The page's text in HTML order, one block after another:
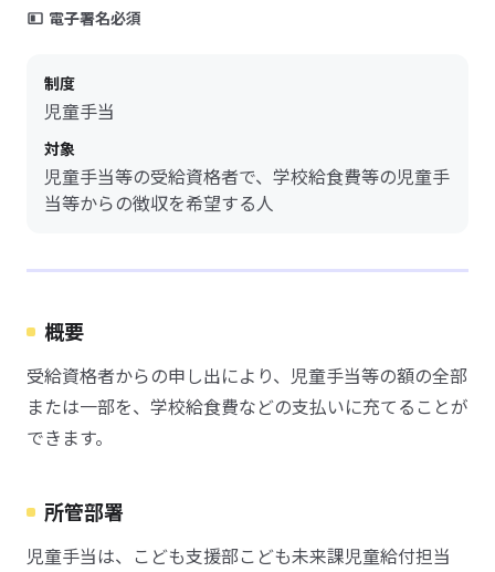
電子署名必須
制度
児童手当
対象
児童手当等の受給資格者で、学校給食費等の児童手
当等からの徴収を希望する人
概要
受給資格者からの申し出により、児童手当等の額の全部
または一部を、学校給食費などの支払いに充てることが
できます。
所管部署
児童手当は、こども支援部こども未来課児童給付担当